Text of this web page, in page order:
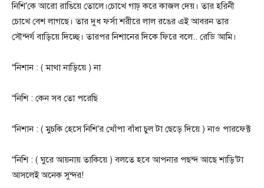
নিশি’কে আরো রাঙিয়ে তোলে।চোখে গাঢ় করে কাজল দেয়। তার হরিনী
চোখে বেশ লাগছে। তার দুধ ফর্সা শরীরে লাল রঙের এই আবরন তার
সৌন্দর্য বাড়িয়ে দিচ্ছে। তারপর নিশানের দিকে ফিরে বলে.. রেডি আমি।
“নিশান : ( মাথা নাড়িয়ে ) না
“নিশি : কেন সব তো পরেছি
“নিশান : ( মুচকি হেসে নিশি’র খোঁপা বাঁধা চুল টা ছেড়ে দিয়ে ) নাও পারফেক্ট
“নিশি : ( ঘুরে আয়নায় তাকিয়ে ) বলতে হবে আপনার পছন্দ আছে শাড়ি’টা
আসলেই অনেক সুন্দর!